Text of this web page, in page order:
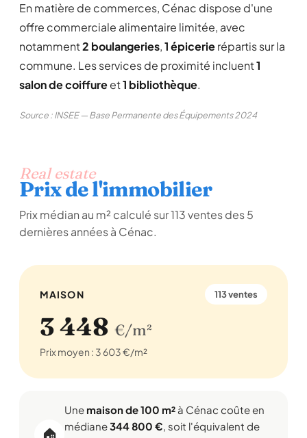
En matière de commerces, Cénac dispose d'une
offre commerciale alimentaire limitée, avec
notamment2 boulangeries,1 épicerierépartis sur la
commune. Les services de proximité incluent1
salon de coiffureet1 bibliothèque.
Source : INSEE — Base Permanente des Équipements 2024
Real estate
Prix de l'immobilier
Prix médian au m² calculé sur 113 ventes des 5
dernières années à Cénac.
MAISON 113 ventes
3 448 €/m²
Prix moyen : 3 603 €/m²
Une maison de 100 m² à Cénac coûte en
médiane344 800 €, soit l'équivalent de